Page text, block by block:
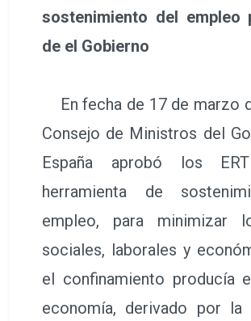
sostenimiento del empleo
de el Gobierno
En fecha de 17 de marzo
Consejo de Ministros del
España aprobó los
herramienta de
empleo, para minimizar
sociales, laborales y
el confinamiento producía
economía, derivado por la